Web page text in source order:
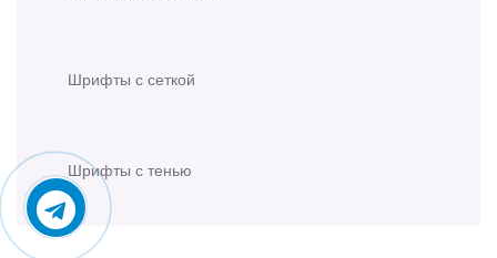
Шрифты с сеткой
Шрифты с тенью